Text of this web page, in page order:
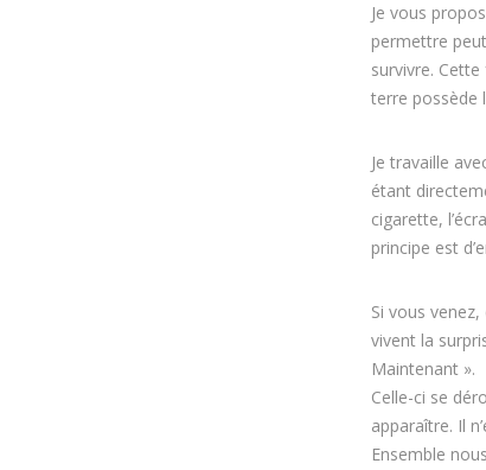
Je vous
permettre
survivre.
terre possède
Je travaille
étant
cigarette,
principe est
Si vous
vivent la
Maintenant ».
Celle-ci se
apparaître. Il
Ensemble